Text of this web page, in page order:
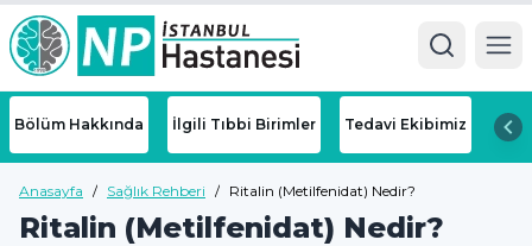
Bölüm Hakkında İlgili Tıbbi Birimler Tedavi Ekibimiz
Anasayfa / Sağlık Rehberi / Ritalin (Metilfenidat) Nedir?
Ritalin (Metilfenidat) Nedir?